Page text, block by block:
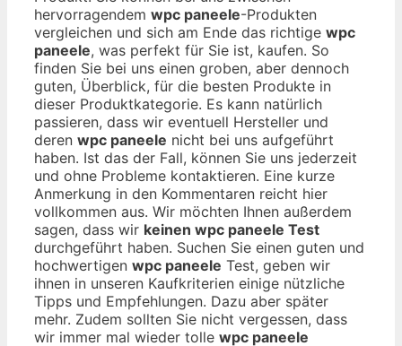
hervorragendem wpc paneele-Produkten
vergleichen und sich am Ende das richtige wpc
paneele, was perfekt für Sie ist, kaufen. So
finden Sie bei uns einen groben, aber dennoch
guten, Überblick, für die besten Produkte in
dieser Produktkategorie. Es kann natürlich
passieren, dass wir eventuell Hersteller und
deren wpc paneele nicht bei uns aufgeführt
haben. Ist das der Fall, können Sie uns jederzeit
und ohne Probleme kontaktieren. Eine kurze
Anmerkung in den Kommentaren reicht hier
vollkommen aus. Wir möchten Ihnen außerdem
sagen, dass wir keinen wpc paneele Test
durchgeführt haben. Suchen Sie einen guten und
hochwertigen wpc paneele Test, geben wir
ihnen in unseren Kaufkriterien einige nützliche
Tipps und Empfehlungen. Dazu aber später
mehr. Zudem sollten Sie nicht vergessen, dass
wir immer mal wieder tolle wpc paneele